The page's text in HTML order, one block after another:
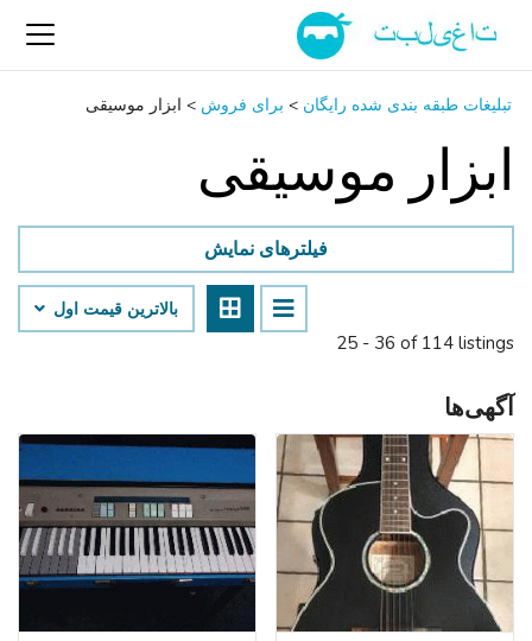
تبلیغات طبقه بندی شده رایگان > برای فروش > ابزار موسیقی
ابزار موسیقی
25 - 36 of 114 listings
فیلترهای نمایش
بالاترین قیمت اول
آگهی‌ها